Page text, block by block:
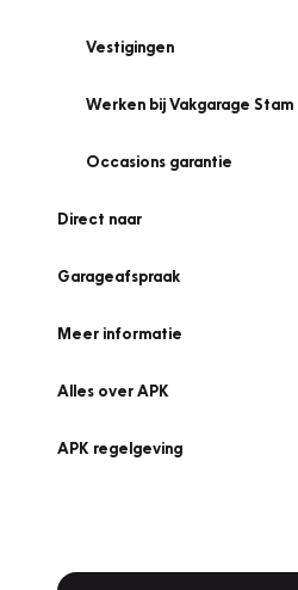
Vestigingen
Werken bij Vakgarage Stam
Occasions garantie
Direct naar
Garageafspraak
Meer informatie
Alles over APK
APK regelgeving